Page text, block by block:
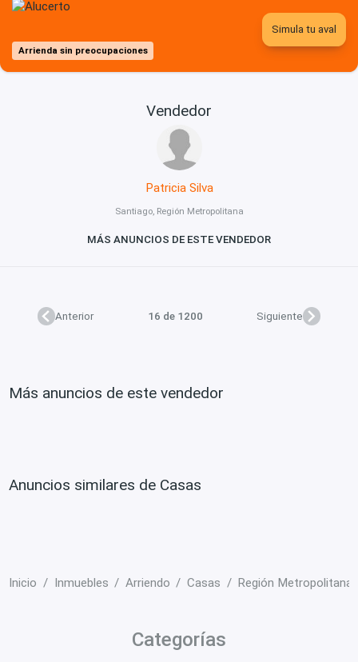
Arrienda sin preocupaciones
Simula tu aval
Vendedor
Patricia Silva
Santiago, Región Metropolitana
MÁS ANUNCIOS DE ESTE VENDEDOR
Anterior 16 de 1200 Siguiente
Más anuncios de este vendedor
Anuncios similares de Casas
Inicio Inmuebles Arriendo Casas Región Metropolitana
Categorías